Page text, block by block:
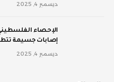
ديسمبر 4, 2025
إصابات جسيمة
ديسمبر 4, 2025